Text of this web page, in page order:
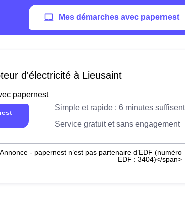
Mes démarches avec papernest
d'électricité à Lieusaint
papernest
Simple et rapide : 6 minutes suffisent
Service gratuit et sans engagement
- papernest n’est pas partenaire d’EDF (numéro
EDF : 3404)</span>